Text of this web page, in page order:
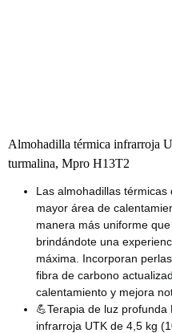
Almohadilla térmica infrarroja
turmalina, Mpro H13T2
Las almohadillas
mayor área de
manera más uniforme
brindándote una
máxima. Incorporan
fibra de carbono
calentamiento y mejora
💪Terapia de luz
infrarroja UTK de 4,5 kg